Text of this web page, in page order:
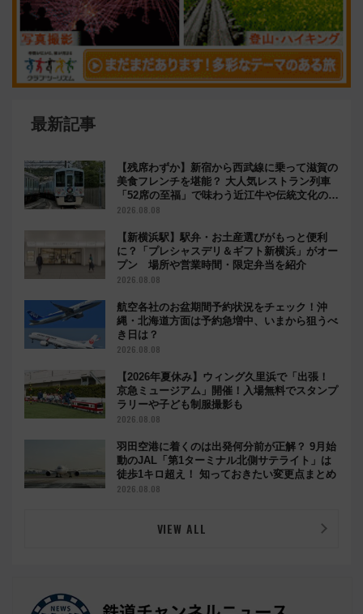
最新記事
【残席わずか】新宿から西武線に乗って滋賀の
美食フレンチを堪能？ 大人気レストラン列車
「52席の至福」で味わう近江牛や伝統文化の特
別コラボ
2026.08.08
【新横浜駅】駅弁・お土産選びがもっと便利
に？「プレシャスデリ＆ギフト新横浜」がオー
プン 場所や営業時間・限定弁当を紹介
2026.08.08
航空各社のお盆期間予約状況をチェック！沖
縄・北海道方面は予約急増中、いまから狙うべ
き日は？
2026.08.08
【2026年夏休み】ウィング久里浜で「出張！
京急ミュージアム」開催！入場無料でスタンプ
ラリーや子ども制服撮影も
2026.08.08
羽田空港に着くのは出発何分前が正解？ 9月始
動のJAL「第1ターミナル北側サテライト」は
徒歩1キロ超え！ 知っておきたい変更点まとめ
2026.08.08
VIEW ALL